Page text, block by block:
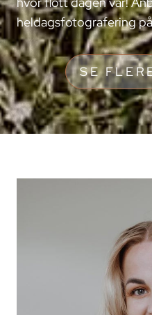
heldagsfotografering
SE